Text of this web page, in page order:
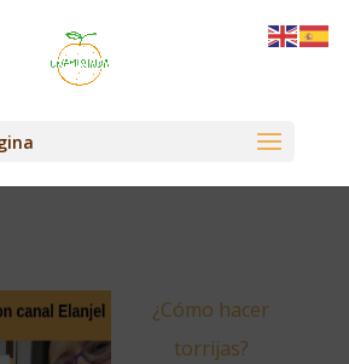
¿Cómo hacer
torrijas?